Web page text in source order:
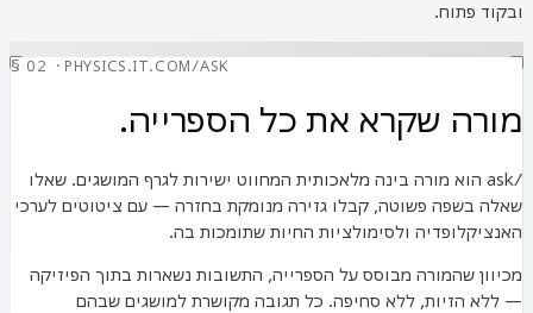
ובקוד פתוח.
§ 02 · PHYSICS.IT.COM/ASK
מורה שקרא את כל הספרייה.
/ask הוא מורה בינה מלאכותית המחווט ישירות לגרף המושגים. שאלו
שאלה בשפה פשוטה, קבלו גזירה מנומקת בחזרה — עם ציטוטים לערכי
האנציקלופדיה ולסימולציות החיות שתומכות בה.
מכיוון שהמורה מבוסס על הספרייה, התשובות נשארות בתוך הפיזיקה
— ללא הזיות, ללא סחיפה. כל תגובה מקושרת למושגים שבהם